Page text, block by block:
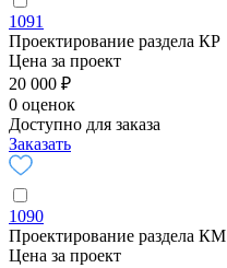
1091
Проектирование раздела КР
Цена за проект
20 000 ₽
0 оценок
Доступно для заказа
Заказать
1090
Проектирование раздела КМ
Цена за проект